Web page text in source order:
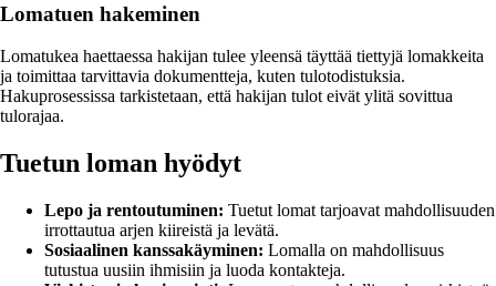
Lomatuen hakeminen
Lomatukea haettaessa hakijan tulee yleensä täyttää tiettyjä lomakkeita
ja toimittaa tarvittavia dokumentteja, kuten tulotodistuksia.
Hakuprosessissa tarkistetaan, että hakijan tulot eivät ylitä sovittua
tulorajaa.
Tuetun loman hyödyt
Lepo ja rentoutuminen: Tuetut lomat tarjoavat mahdollisuuden
irrottautua arjen kiireistä ja levätä.
Sosiaalinen kanssakäyminen: Lomalla on mahdollisuus
tutustua uusiin ihmisiin ja luoda kontakteja.